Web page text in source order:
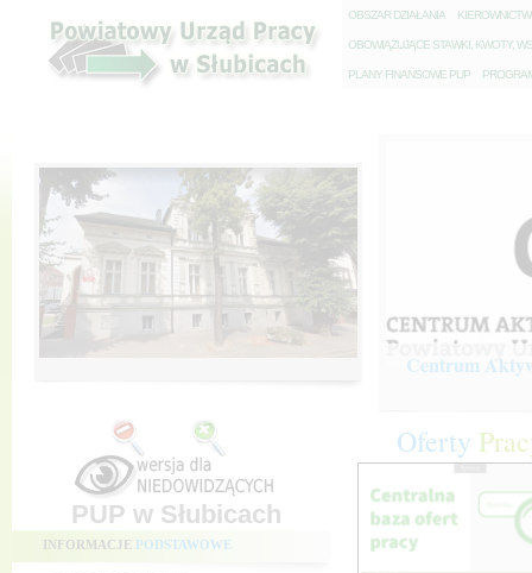
OBSZAR DZIAŁANIA K
OBOWIĄZUJĄCE STAWKI, KWOTY,
PLANY FINANSOWE PUP P
Centrum
PUP w Słubicach
INFORMACJE PODSTAWOWE
Oferty